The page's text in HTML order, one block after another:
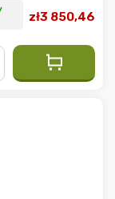
zł3 850,46